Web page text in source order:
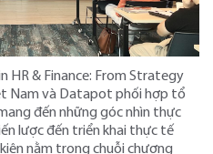
HR & Finance: From Strategy
Nam và Datapot phối hợp tổ
đến những góc nhìn thực
lược đến triển khai thực tế
nằm trong chuỗi chương